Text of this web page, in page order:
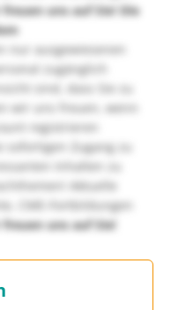
uns auf Sie! Die
ausgewiesenen
zugänglich
sind, dass Sie zu
wir uns freuen, wenn
registrieren
Zugang zu
Inhalten zu
Aktuelle
CME-Fortbildungen
uns auf Sie!